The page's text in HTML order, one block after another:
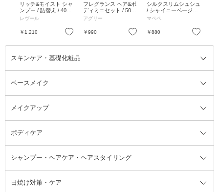
お気に入り
リッチ&モイスト シャ
ンプー / 詰替え / 400
mL
レヴール
￥1,210 お気に入り
フレグランス ヘア&ボ
ディミニセット / 50ml
×3 / ウッディムスクの
アグリー
￥990 お気に入り
シルクスリムシュシュ
/ シャイニーベージュ
/ 7g
マペペ
￥880
スキンケア・基礎化粧品
スキンケア・基礎化粧品全て
洗顔料
美容液
オールインワン化粧品 フェイスクリーム
フェイスオイル・バーム
ベースメイク
ベースメイク全て
BBクリーム
コンシーラー ファンデーション
フェイスパウダー
メイクアップ
メイクアップ全て
まつげ美容液 つけまつげ
アイシャドウ
ボディケア
ボディケア全て
ボディソープ・ハンドソープ・石
けん
ボディケア
シャンプー・ヘアケア・ヘアスタイリング
シャンプー・ヘアケア・ヘアスタ
イリング全て
日焼け対策・ケア